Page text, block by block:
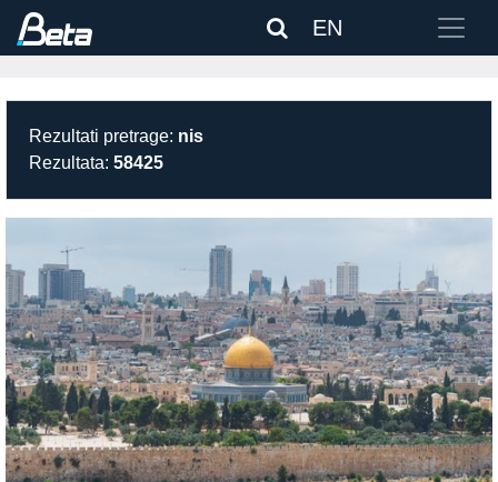
EN
Rezultati pretrage: nis
Rezultata: 58425